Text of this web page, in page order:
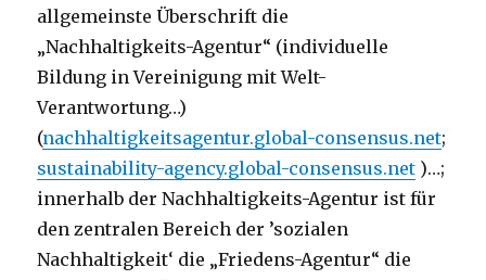
allgemeinste Überschrift die
„Nachhaltigkeits-Agentur“ (individuelle
Bildung in Vereinigung mit Welt-
Verantwortung…)
(nachhaltigkeitsagentur.global-consensus.net;
sustainability-agency.global-consensus.net )…;
innerhalb der Nachhaltigkeits-Agentur ist für
den zentralen Bereich der ’sozialen
Nachhaltigkeit‘ die „Friedens-Agentur“ die